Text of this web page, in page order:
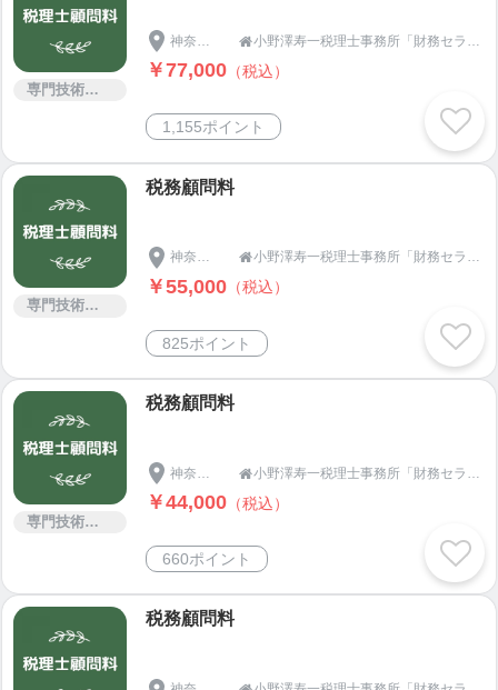
いと考えています。
「想いの実現」と「お金」について一緒に考える！
ホスピタリティーキャッシュフローコーチ（経営数
字をもとに意思決定の判断基準や根拠を裏付けし実
元気でわくわくコーチング（社長と社員の立場の違
いからくる危機感のズレを縮めるなど、人事管理に
関するお困りごとを解消します）
事務所概要
小野澤寿一（オノザワジュイチ）税理士事務所
税理士
小野澤 寿一
所在地
〒232-0057横浜市南区若宮町一丁目3番地タートル
ハウス202号室
T045-315-6921 F045-315-6922
Mobile
070-5458-0195
Email
jgenki@d5.dion.ne.jp
専門技術サービス
神奈川県  小野澤寿一税理士事務所「財務セラピスト」です！
￥77,000 （税込）
1,155ポイント
専門技術サービス
税務顧問料
神奈川県  小野澤寿一税理士事務所「財務セラピスト」です！
￥55,000 （税込）
825ポイント
専門技術サービス
税務顧問料

￥44,000 （税込）
660ポイント
税務顧問料